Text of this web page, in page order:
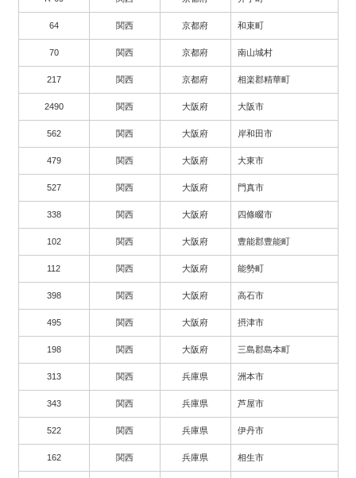
64 関西 京都府 和束町
70 関西 京都府 南山城村
217 関西 京都府 相楽郡精華町
2490 関西 大阪府 大阪市
562 関西 大阪府 岸和田市
479 関西 大阪府 大東市
527 関西 大阪府 門真市
338 関西 大阪府 四條畷市
102 関西 大阪府 豊能郡豊能町
112 関西 大阪府 能勢町
398 関西 大阪府 高石市
495 関西 大阪府 摂津市
198 関西 大阪府 三島郡島本町
313 関西 兵庫県 洲本市
343 関西 兵庫県 芦屋市
522 関西 兵庫県 伊丹市
162 関西 兵庫県 相生市